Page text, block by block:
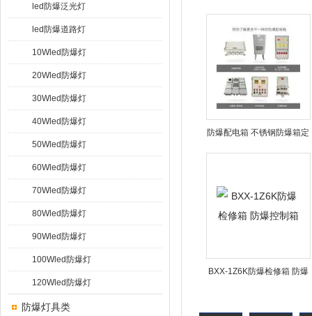
led防爆泛光灯
led防爆道路灯
10Wled防爆灯
20Wled防爆灯
30Wled防爆灯
40Wled防爆灯
50Wled防爆灯
60Wled防爆灯
70Wled防爆灯
80Wled防爆灯
90Wled防爆灯
100Wled防爆灯
120Wled防爆灯
防爆灯具类
化灯
防爆配电箱 不锈钢防爆箱定
做 防爆检修箱
BXX-1Z6K防爆检修箱 防爆